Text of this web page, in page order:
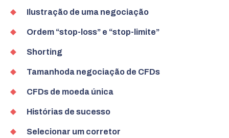
Ilustração de uma negociação
Ordem “stop-loss” e “stop-limite”
Shorting
Tamanhoda negociação de CFDs
CFDs de moeda única
Histórias de sucesso
Selecionar um corretor